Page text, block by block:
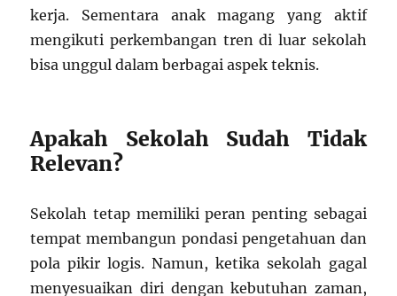
kerja. Sementara anak magang yang aktif
mengikuti perkembangan tren di luar sekolah
bisa unggul dalam berbagai aspek teknis.
Apakah Sekolah Sudah Tidak
Relevan?
Sekolah tetap memiliki peran penting sebagai
tempat membangun pondasi pengetahuan dan
pola pikir logis. Namun, ketika sekolah gagal
menyesuaikan diri dengan kebutuhan zaman,